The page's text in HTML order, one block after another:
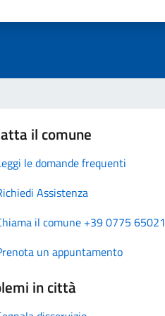
il comune
le domande frequenti
Assistenza
il comune +39 0775 65021
un appuntamento
in città